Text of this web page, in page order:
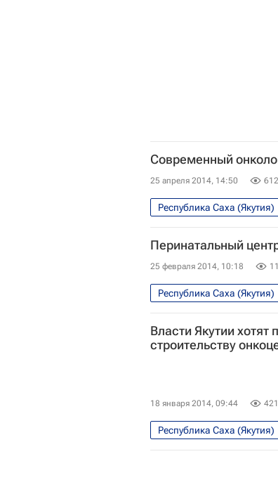
Современный
25 апреля 2014, 14:50 612
Республика Саха (Якутия)
Жизнь без преград
Весь мир
Перинатальный
25 февраля 2014, 10:18
Республика Саха (Якутия)
Дальневосточный ФО
Власти Якутии хотят
строительству
18 января 2014, 09:44 421
Республика Саха (Якутия)
Весь мир
Европа